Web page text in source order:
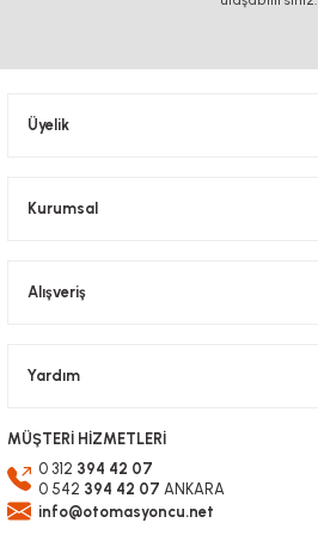
Üyelik
Kurumsal
Alışveriş
Yardım
MÜŞTERİ HİZMETLERİ
0 312 394 42 07
0 542 394 42 07 ANKARA
info@otomasyoncu.net